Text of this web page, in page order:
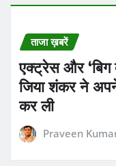
ताजा ख़बरें
एक्ट्रेस और ‘बिग
जिया शंकर ने
कर ली
Praveen